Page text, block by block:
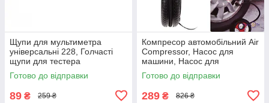
Щупи для мультиметра
універсальні 228, Голчасті
щупи для тестера
Готово до відправки
89 ₴ 259 ₴
Компресор автомобільний Air
Compressor, Насос для
машини, Насос для
накачування шин
Готово до відправки
289 ₴ 826 ₴